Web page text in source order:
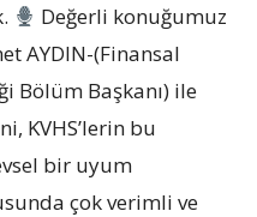
Değerli konuğumuz
AYDIN-(Finansal
Bölüm Başkanı) ile
KVHS’lerin bu
bir uyum
çok verimli ve